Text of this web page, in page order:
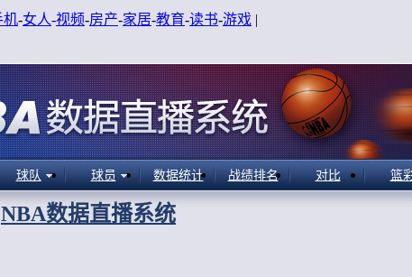
机-女人-视频-房产-家居-教育-读书-游戏 |
球队 球员 数据统计 战绩排名 对比 篮
NBA数据直播系统